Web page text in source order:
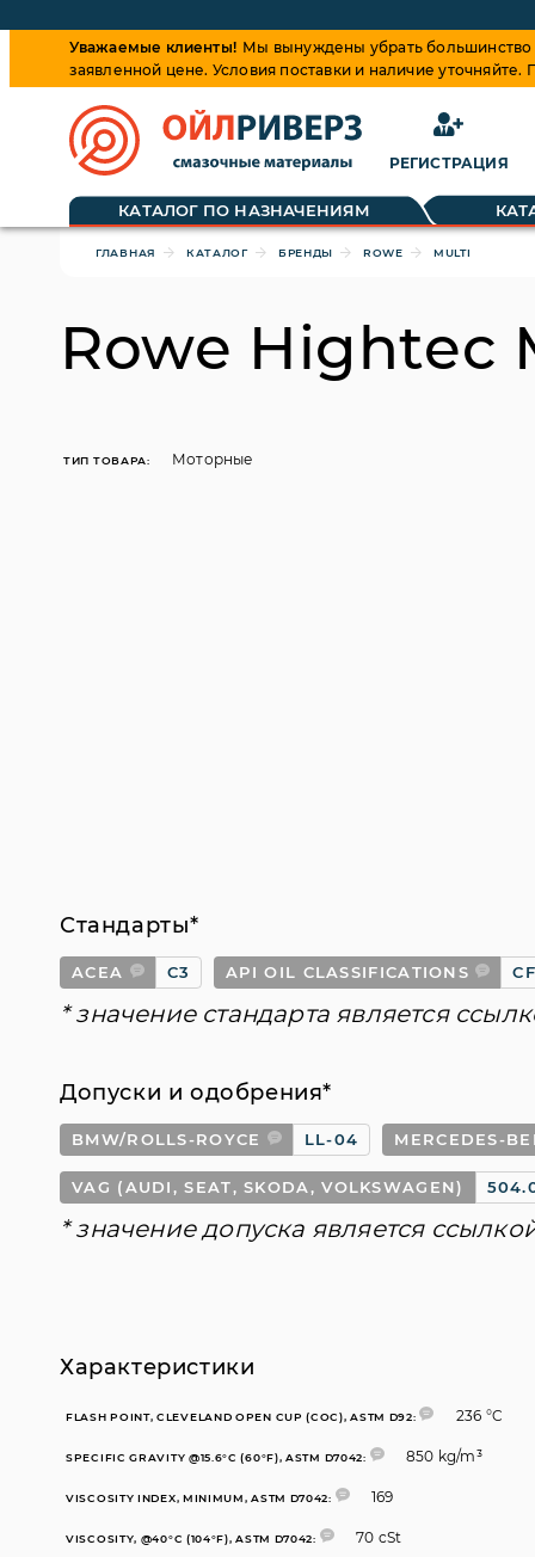
Уважаемые клиенты! Мы вынуждены убрать большинство
заявленной цене. Условия поставки и наличие
РЕГИСТРАЦИЯ
КАТАЛОГ ПО НАЗНАЧЕНИЯМ
Обращаем ваше внимание, что цена на товары
ГЛАВНАЯ КАТАЛОГ БРЕНДЫ ROWE MULTI
Rowe Hightec
ТИП ТОВАРА: Моторные
Стандарты*
ACEA C3 API OIL CLASSIFICATIONS CF
* значение стандарта является
Допуски и одобрения*
BMW/ROLLS-ROYCE LL-04 MERCEDES-
VAG (AUDI, SEAT, SKODA, VOLKSWAGEN)
* значение допуска является
Характеристики
FLASH POINT, CLEVELAND OPEN CUP (COC), ASTM D92: 236 °C
SPECIFIC GRAVITY @15.6°C (60°F), ASTM D7042: 850 kg/m³
VISCOSITY INDEX, MINIMUM, ASTM D7042: 169
VISCOSITY, @40°C (104°F), ASTM D7042: 70 cSt